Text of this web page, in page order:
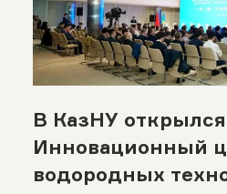
В КазНУ открылся
Инновационный
водородных